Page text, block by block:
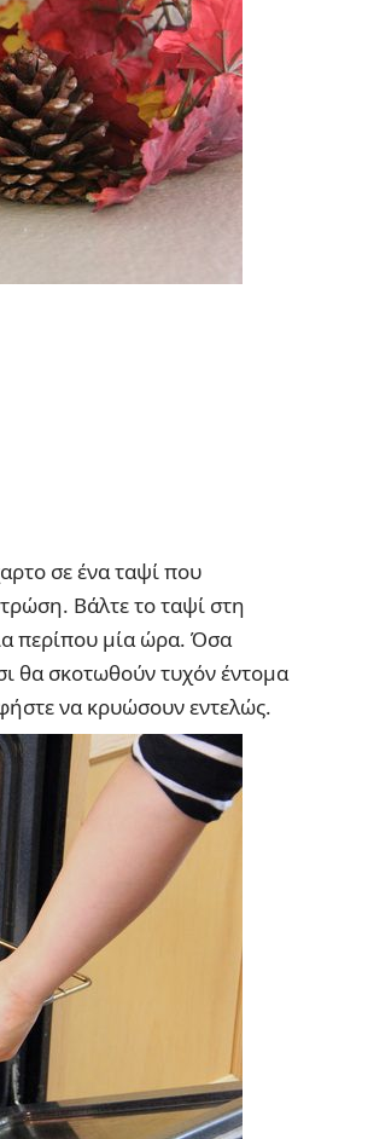
σε ένα ταψί που
Βάλτε το ταψί στη
περίπου μία ώρα. Όσα
θα σκοτωθούν τυχόν έντομα
να κρυώσουν εντελώς.